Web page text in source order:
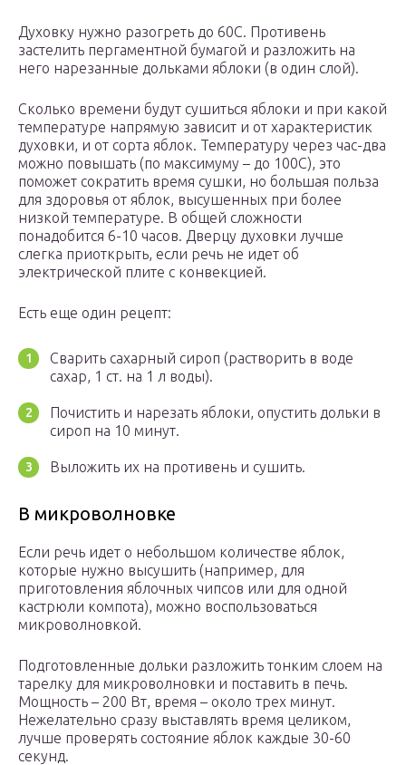
Духовку нужно разогреть до 60С. Противень
застелить пергаментной бумагой и разложить на
него нарезанные дольками яблоки (в один слой).
Сколько времени будут сушиться яблоки и при какой
температуре напрямую зависит и от характеристик
духовки, и от сорта яблок. Температуру через час-два
можно повышать (по максимуму – до 100С), это
поможет сократить время сушки, но большая польза
для здоровья от яблок, высушенных при более
низкой температуре. В общей сложности
понадобится 6-10 часов. Дверцу духовки лучше
слегка приоткрыть, если речь не идет об
электрической плите с конвекцией.
Есть еще один рецепт:
Сварить сахарный сироп (растворить в воде
сахар, 1 ст. на 1 л воды).
Почистить и нарезать яблоки, опустить дольки в
сироп на 10 минут.
Выложить их на противень и сушить.
В микроволновке
Если речь идет о небольшом количестве яблок,
которые нужно высушить (например, для
приготовления яблочных чипсов или для одной
кастрюли компота), можно воспользоваться
микроволновкой.
Подготовленные дольки разложить тонким слоем на
тарелку для микроволновки и поставить в печь.
Мощность – 200 Вт, время – около трех минут.
Нежелательно сразу выставлять время целиком,
лучше проверять состояние яблок каждые 30-60
секунд.